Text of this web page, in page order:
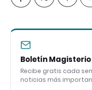
Boletín Magisterio
Recibe gratis cada
noticias más